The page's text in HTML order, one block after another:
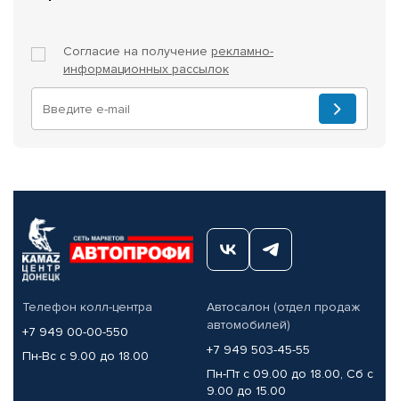
Согласие на получение рекламно-
информационных рассылок
Телефон колл-центра
+7 949 00-00-550
Пн-Вс с 9.00 до 18.00
Автосалон (отдел продаж
автомобилей)
+7 949 503-45-55
Пн-Пт с 09.00 до 18.00, Сб с
9.00 до 15.00